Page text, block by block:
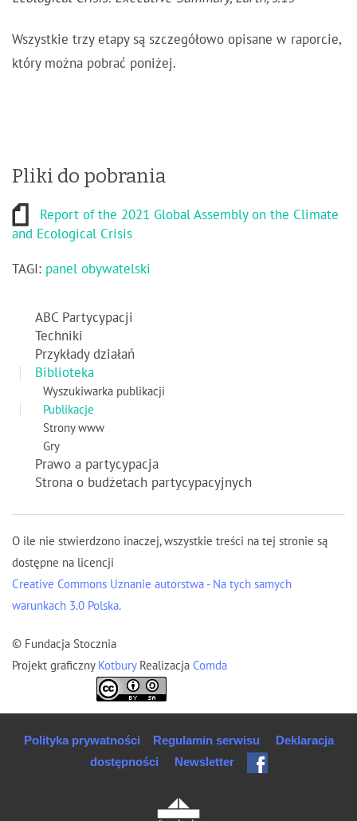
Wszystkie trzy etapy są szczegółowo opisane w raporcie,
który można pobrać poniżej.
Pliki do pobrania
Report of the 2021 Global Assembly on the Climate
and Ecological Crisis
TAGI: panel obywatelski
ABC Partycypacji
Techniki
Przykłady działań
Biblioteka
Wyszukiwarka publikacji
Publikacje
Strony www
Gry
Prawo a partycypacja
Strona o budżetach partycypacyjnych
O ile nie stwierdzono inaczej, wszystkie treści na tej stronie są
dostępne na licencji
Creative Commons Uznanie autorstwa - Na tych samych
warunkach 3.0 Polska.
© Fundacja Stocznia
Projekt graficzny Kotbury Realizacja Comda
Polityka prywatności Regulamin serwisu
Deklaracja
dostępności
Newsletter